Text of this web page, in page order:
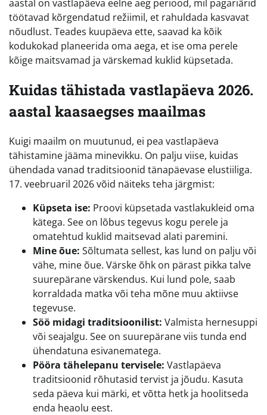
aastal on vastlapäeva eelne aeg periood, mil pagariärid
töötavad kõrgendatud režiimil, et rahuldada kasvavat
nõudlust. Teades kuupäeva ette, saavad ka kõik
kodukokad planeerida oma aega, et ise oma perele
kõige maitsvamad ja värskemad kuklid küpsetada.
Kuidas tähistada vastlapäeva 2026.
aastal kaasaegses maailmas
Kuigi maailm on muutunud, ei pea vastlapäeva
tähistamine jääma minevikku. On palju viise, kuidas
ühendada vanad traditsioonid tänapäevase elustiiliga.
17. veebruaril 2026 võid näiteks teha järgmist:
Küpseta ise: Proovi küpsetada vastlakukleid oma
kätega. See on lõbus tegevus kogu perele ja
omatehtud kuklid maitsevad alati paremini.
Mine õue: Sõltumata sellest, kas lund on palju või
vähe, mine õue. Värske õhk on pärast pikka talve
suurepärane värskendus. Kui lund pole, saab
korraldada matka või teha mõne muu aktiivse
tegevuse.
Söö midagi traditsioonilist: Valmista hernesuppi
või seajalgu. See on suurepärane viis tunda end
ühendatuna esivanematega.
Pööra tähelepanu tervisele: Vastlapäeva
traditsioonid rõhutasid tervist ja jõudu. Kasuta
seda päeva kui märki, et võtta hetk ja hoolitseda
enda heaolu eest.